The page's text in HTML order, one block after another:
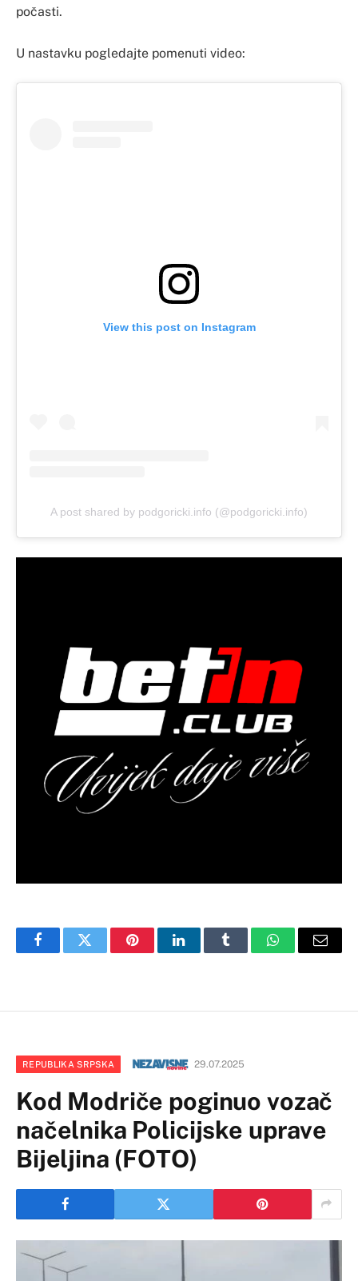
počasti.
U nastavku pogledajte pomenuti video:
View this post on Instagram
A post shared by podgoricki.info (@podgoricki.info)
FacebookTwitter PinterestLinkedInTumblr WhatsAppEmail
REPUBLIKA SRPSKA 29.07.2025
Kod Modriče poginuo vozač
načelnika Policijske uprave
Bijeljina (FOTO)